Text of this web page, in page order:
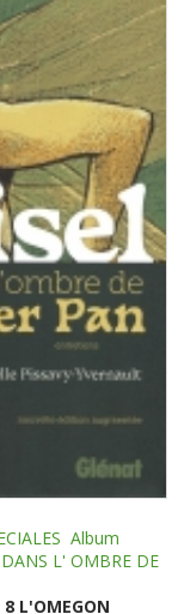
Album
L' OMBRE DE
L'OMEGON